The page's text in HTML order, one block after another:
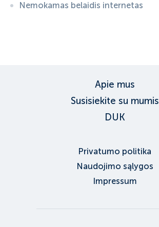
Nemokamas belaidis internetas
Apie mus
Susisiekite su mumis
DUK
Privatumo politika
Naudojimo sąlygos
Impressum